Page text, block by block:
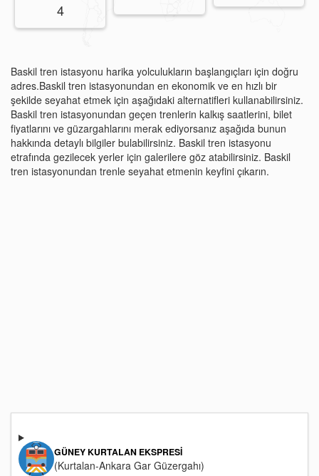
4
Baskil tren istasyonu harika yolculukların başlangıçları için doğru
adres.Baskil tren istasyonundan en ekonomik ve en hızlı bir
şekilde seyahat etmek için aşağıdaki alternatifleri kullanabilirsiniz.
Baskil tren istasyonundan geçen trenlerin kalkış saatlerini, bilet
fiyatlarını ve güzargahlarını merak ediyorsanız aşağıda bunun
hakkında detaylı bilgiler bulabilirsiniz. Baskil tren istasyonu
etrafında gezilecek yerler için galerilere göz atabilirsiniz. Baskil
tren istasyonundan trenle seyahat etmenin keyfini çıkarın.
GÜNEY KURTALAN EKSPRESI
(Kurtalan-Ankara Gar Güzergahı)